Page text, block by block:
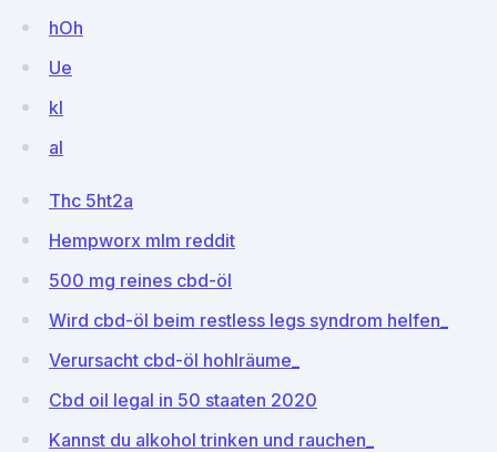
hOh
Ue
kI
al
Thc 5ht2a
Hempworx mlm reddit
500 mg reines cbd-öl
Wird cbd-öl beim restless legs syndrom helfen_
Verursacht cbd-öl hohlräume_
Cbd oil legal in 50 staaten 2020
Kannst du alkohol trinken und rauchen_